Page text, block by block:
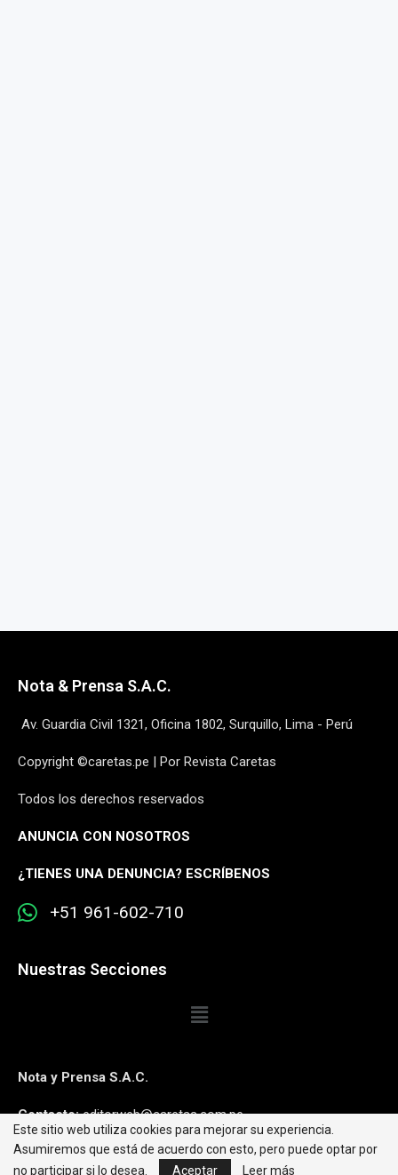
Nota & Prensa S.A.C.
Av. Guardia Civil 1321, Oficina 1802, Surquillo, Lima - Perú
Copyright ©caretas.pe | Por Revista Caretas
Todos los derechos reservados
ANUNCIA CON NOSOTROS
¿TIENES UNA DENUNCIA? ESCRÍBENOS
+51 961-602-710
Nuestras Secciones
Nota y Prensa S.A.C.
Contacto:editorweb@caretas.com.pe
Síguenos:
Este sitio web utiliza cookies para mejorar su experiencia.
Asumiremos que está de acuerdo con esto, pero puede optar por
no participar si lo desea.
Aceptar Leer más